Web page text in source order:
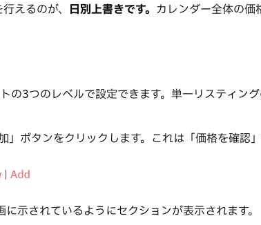
えるのが、 日別上書きです。 カレンダー全体の価
の3つのレベルで設定できます。単一リスティ
ボタンをクリックします。これは「価格を確認
示されているようにセクションが表示されます。